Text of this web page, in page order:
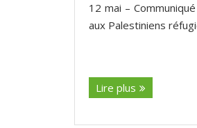
12 mai –
aux Palestiniens
Lire plus